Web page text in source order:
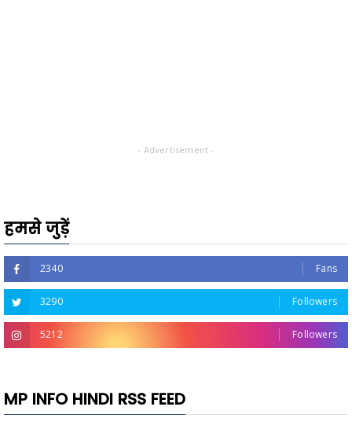
- Advertisement -
हमसे जुड़ें
2340 Fans
3290 Followers
5212 Followers
MP INFO HINDI RSS FEED